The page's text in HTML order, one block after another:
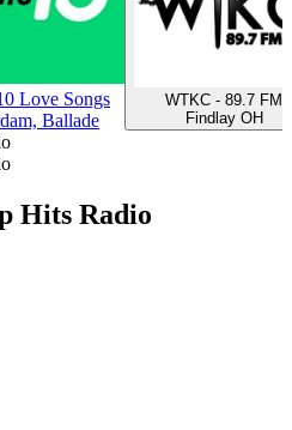
Love Songs
Ballade
WTKC - 89.7 FM
Findlay OH
Hits Radio